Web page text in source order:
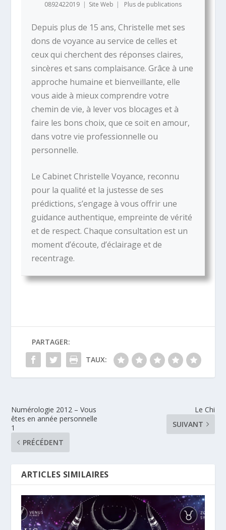
0892422019 | Site Web | Plus de publications
Depuis plus de 15 ans, Christelle met ses
dons de voyance au service de celles et
ceux qui cherchent des réponses claires,
sincères et sans complaisance. Grâce à une
approche humaine et bienveillante, elle
vous aide à mieux comprendre votre
chemin de vie, à lever vos blocages et à
faire les bons choix, que ce soit en amour,
dans votre vie professionnelle ou
personnelle.
Le Cabinet Christelle Voyance, reconnu
pour la qualité et la justesse de ses
prédictions, s’engage à vous offrir une
guidance authentique, empreinte de vérité
et de respect. Chaque consultation est un
moment d’écoute, d’éclairage et de
recentrage.
PARTAGER:
TAUX:
Numérologie 2012 – Vous
êtes en année personnelle
1
PRÉCÉDENT
Le Chi
SUIVANT
ARTICLES SIMILAIRES